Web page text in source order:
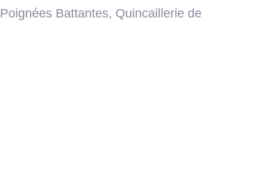
Poignées Battantes, Quincaillerie de